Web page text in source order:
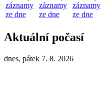
záznamy
ze dne
záznamy
ze dne
záznamy
ze dne
Aktuální počasí
dnes, pátek 7. 8. 2026